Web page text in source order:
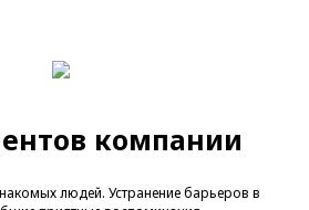
компании
людей. Устранение барьеров в